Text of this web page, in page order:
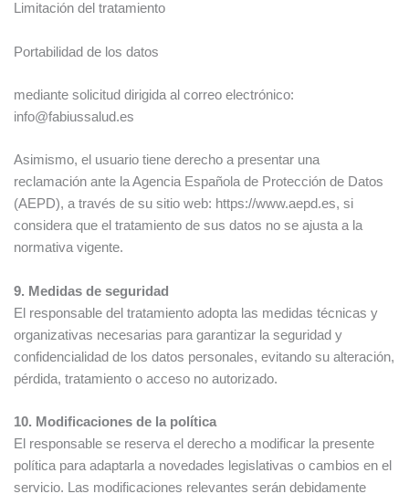
Limitación del tratamiento
Portabilidad de los datos
mediante solicitud dirigida al correo electrónico:
info@fabiussalud.es
Asimismo, el usuario tiene derecho a presentar una
reclamación ante la Agencia Española de Protección de Datos
(AEPD), a través de su sitio web: https://www.aepd.es, si
considera que el tratamiento de sus datos no se ajusta a la
normativa vigente.
9. Medidas de seguridad
El responsable del tratamiento adopta las medidas técnicas y
organizativas necesarias para garantizar la seguridad y
confidencialidad de los datos personales, evitando su alteración,
pérdida, tratamiento o acceso no autorizado.
10. Modificaciones de la política
El responsable se reserva el derecho a modificar la presente
política para adaptarla a novedades legislativas o cambios en el
servicio. Las modificaciones relevantes serán debidamente